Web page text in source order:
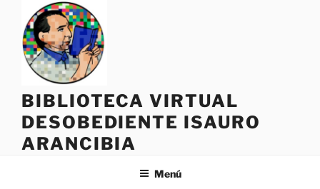
contenido
BIBLIOTECA VIRTUAL
DESOBEDIENTE ISAURO
ARANCIBIA
Menú